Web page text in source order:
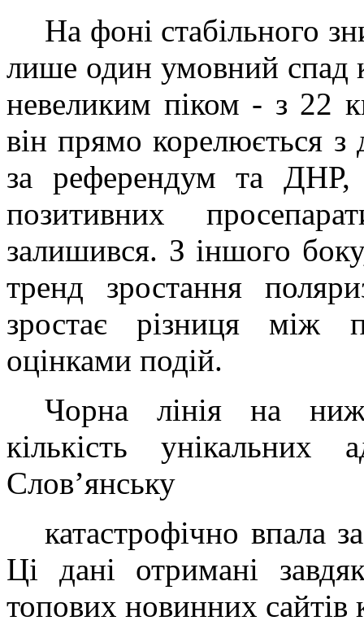
На фоні стабільного
лише один умовний спад
невеликим піком - з 22
він прямо корелюється
за референдум та ДНР,
позитивних
залишився. З іншого
тренд зростання
зростає різниця між
оцінками подій.
Чорна лінія на
кількість унікальних
Слов’янську
катастрофічно впала
Ці дані отримані
топових новинних сайтів